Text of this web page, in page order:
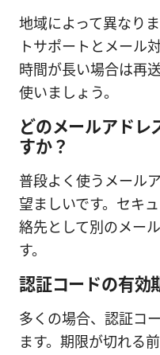
地域によって異なり
トサポートとメール
時間が長い場合は再
使いましょう。
どのメールアドレ
すか？
普段よく使うメール
望ましいです。セキ
絡先として別のメー
す。
認証コードの有効
多くの場合、認証コ
ます。期限が切れる